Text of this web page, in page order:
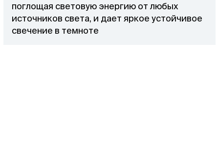
поглощая световую энергию от любых
источников света, и дает яркое устойчивое
свечение в темноте